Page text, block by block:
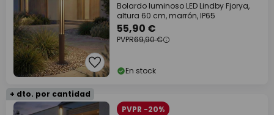
Bolardo luminoso LED Lindby Fjorya,
altura 60 cm, marrón, IP65
55,90 €
PVPR69,90 €
En stock
+ dto. por cantidad
PVPR -20%